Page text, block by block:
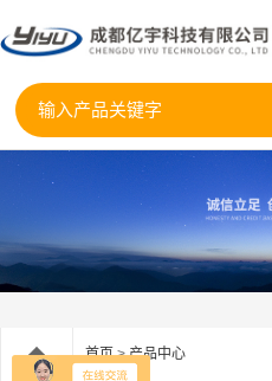
首页>产品中心